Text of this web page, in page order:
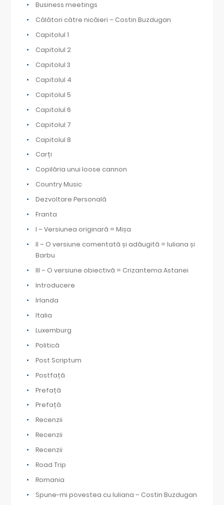
Business meetings
Călători către nicăieri – Costin Buzdugan
Capitolul 1
Capitolul 2
Capitolul 3
Capitolul 4
Capitolul 5
Capitolul 6
Capitolul 7
Capitolul 8
Carți
Copilăria unui loose cannon
Country Music
Dezvoltare Personală
Franta
I – Versiunea originară = Mișa
II – O versiune comentată și adăugită = Iuliana și
Barbu
III – O versiune obiectivă = Crizantema Astanei
Introducere
Irlanda
Italia
Luxemburg
Politică
Post Scriptum
Postfață
Prefață
Prefață
Recenzii
Recenzii
Recenzii
Road Trip
Romania
Spune-mi povestea cu Iuliana – Costin Buzdugan